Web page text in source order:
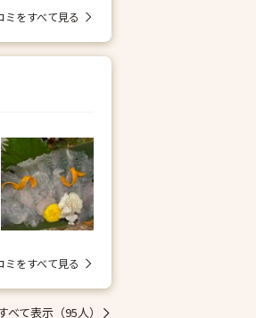
ミをすべて見る
ミをすべて見る
べて表示（95人）